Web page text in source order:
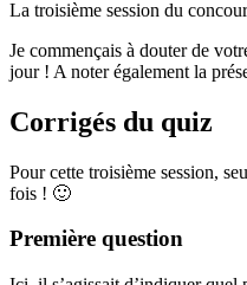
La troisième session du
Je commençais à douter de
jour ! A noter également la
Corrigés du quiz
Pour cette troisième session,
fois ! 🙂
Première question